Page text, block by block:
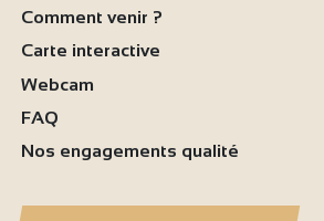
Comment venir ?
Carte interactive
Webcam
FAQ
Nos engagements qualité